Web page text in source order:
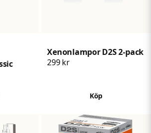
Xenonlampor D2S 2-pack
299 kr
Köp